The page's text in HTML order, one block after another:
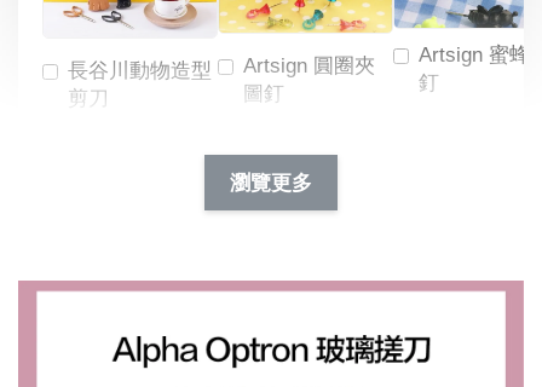
長谷川動物造型
剪刀
Artsign 圓圈夾
圖釘
NT$ 19.00
NT$ 66.00
Artsign 蜜蜂
釘
加入購物車
瀏覽更多